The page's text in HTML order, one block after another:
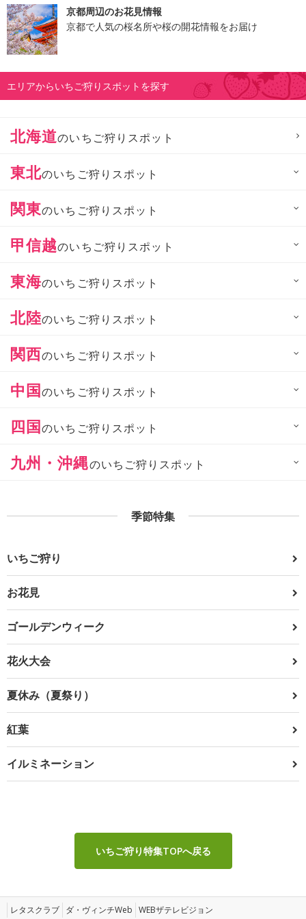
京都周辺のお花見情報
京都で人気の桜名所や桜の開花情報をお届け
エリアからいちご狩りスポットを探す
北海道のいちご狩りスポット
東北のいちご狩りスポット
関東のいちご狩りスポット
甲信越のいちご狩りスポット
東海のいちご狩りスポット
北陸のいちご狩りスポット
関西のいちご狩りスポット
中国のいちご狩りスポット
四国のいちご狩りスポット
九州・沖縄のいちご狩りスポット
季節特集
いちご狩り
お花見
ゴールデンウィーク
花火大会
夏休み（夏祭り）
紅葉
イルミネーション
いちご狩り特集TOPへ戻る
レタスクラブ ダ・ヴィンチWeb WEBザテレビジョン